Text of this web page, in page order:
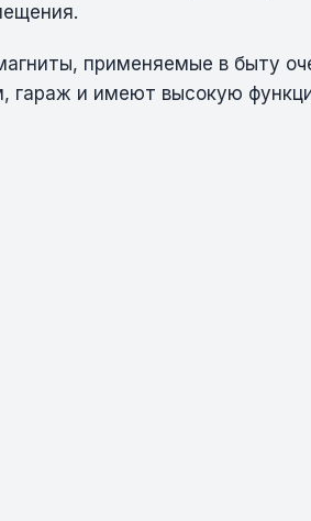
применяемые в быту
гараж и имеют высокую